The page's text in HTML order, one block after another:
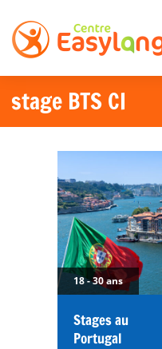
stage BTS CI
18 - 30 ans
Stages au
Portugal